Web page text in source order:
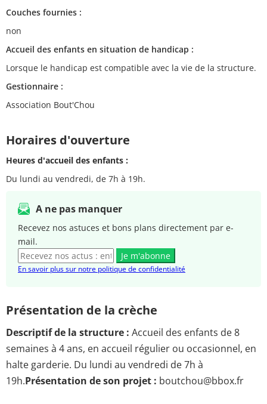
Couches fournies :
non
Accueil des enfants en situation de handicap :
Lorsque le handicap est compatible avec la vie de la structure.
Gestionnaire :
Association Bout'Chou
Horaires d'ouverture
Heures d'accueil des enfants :
Du lundi au vendredi, de 7h à 19h.
A ne pas manquer
Recevez nos astuces et bons plans directement par e-
mail.
Je m'abonne
En savoir plus sur notre politique de confidentialité
Présentation de la crèche
Descriptif de la structure : Accueil des enfants de 8
semaines à 4 ans, en accueil régulier ou occasionnel, en
halte garderie. Du lundi au vendredi de 7h à
19h.Présentation de son projet : boutchou@bbox.fr